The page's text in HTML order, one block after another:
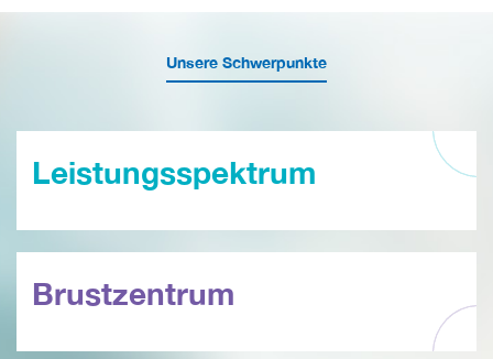
Unsere Schwerpunkte
Leistungsspektrum
Brustzentrum